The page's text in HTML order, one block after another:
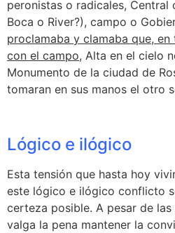
peronistas o radicales, Central
Boca o River?), campo o
proclamaba y clamaba que,
con el campo, Alta en el cielo
Monumento de la ciudad de
tomaran en sus manos el otro
Lógico e ilógico
Esta tensión que hasta hoy
este lógico e ilógico conflicto
certeza posible. A pesar de
valga la pena mantener la